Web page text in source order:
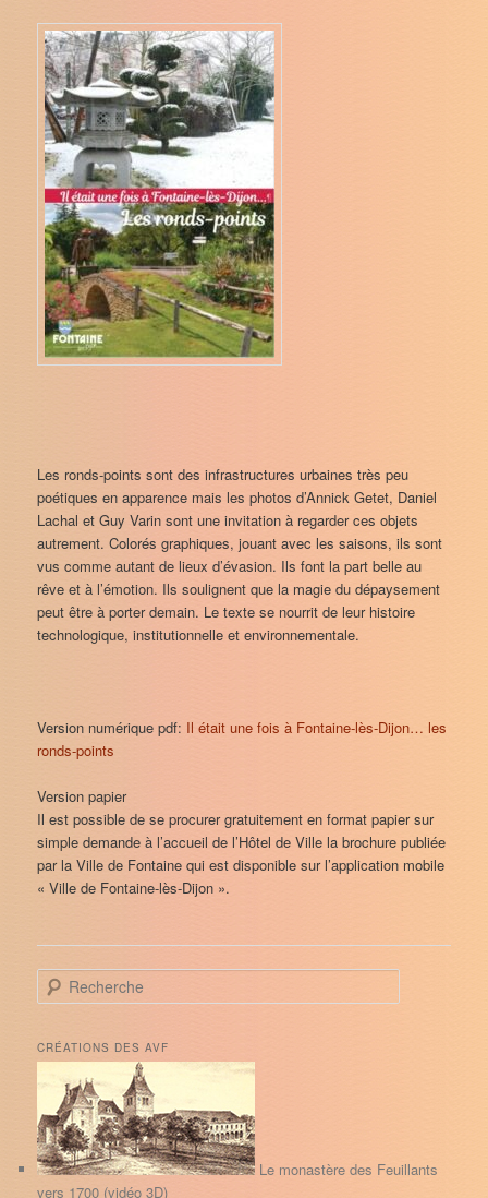
Les ronds-points sont des infrastructures urbaines très peu
poétiques en apparence mais les photos d’Annick Getet, Daniel
Lachal et Guy Varin sont une invitation à regarder ces objets
autrement. Colorés graphiques, jouant avec les saisons, ils sont
vus comme autant de lieux d’évasion. Ils font la part belle au
rêve et à l’émotion. Ils soulignent que la magie du dépaysement
peut être à porter demain. Le texte se nourrit de leur histoire
technologique, institutionnelle et environnementale.
Version numérique pdf: Il était une fois à Fontaine-lès-Dijon… les
ronds-points
Version papier
Il est possible de se procurer gratuitement en format papier sur
simple demande à l’accueil de l’Hôtel de Ville la brochure publiée
par la Ville de Fontaine qui est disponible sur l’application mobile
« Ville de Fontaine-lès-Dijon ».
e
h
e
r
h
e
CRÉATIONS DES AVF
Le monastère des Feuillants
vers 1700 (vidéo 3D)